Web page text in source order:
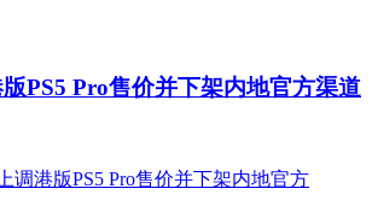
PS5 Pro售价并下架内地官方渠道